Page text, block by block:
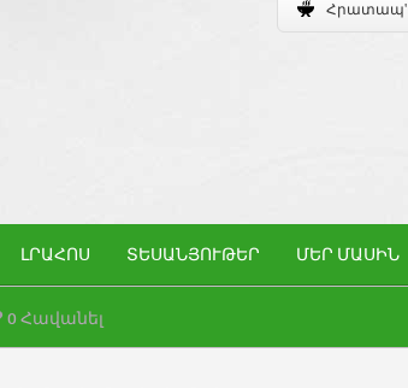
Հրատապ'
ԼՐԱՀՈՍ ՏԵՍԱՆՅՈՒԹԵՐ ՄԵՐ ՄԱՍԻՆ
0 Հավանել